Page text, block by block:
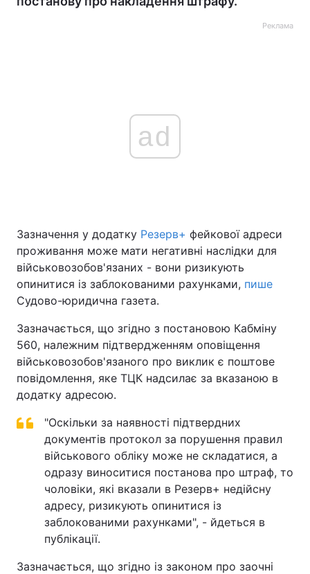
Реклама
ad
Зазначення у додатку Резерв+ фейкової адреси
проживання може мати негативні наслідки для
військовозобов'язаних - вони ризикують
опинитися із заблокованими рахунками, пише
Судово-юридична газета.
Зазначається, що згідно з постановою Кабміну
560, належним підтвердженням оповіщення
військовозобов'язаного про виклик є поштове
повідомлення, яке ТЦК надсилає за вказаною в
додатку адресою.
"Оскільки за наявності підтвердних
документів протокол за порушення правил
військового обліку може не складатися, а
одразу виноситися постанова про штраф, то
чоловіки, які вказали в Резерв+ недійсну
адресу, ризикують опинитися із
заблокованими рахунками", - йдеться в
публікації.
Зазначається, що згідно із законом про заочні